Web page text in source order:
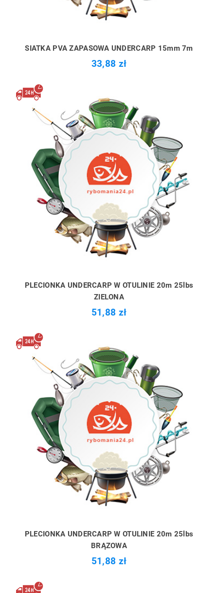
SIATKA PVA ZAPASOWA UNDERCARP 15mm 7m
33,88 zł
PLECIONKA UNDERCARP W OTULINIE 20m 25lbs
ZIELONA
51,88 zł
PLECIONKA UNDERCARP W OTULINIE 20m 25lbs
BRĄZOWA
51,88 zł